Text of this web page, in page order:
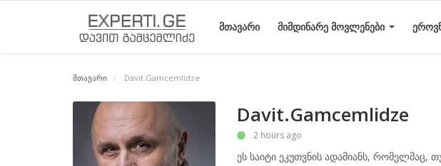
ᲛᲗᲐᲕᲐᲠᲘ ᲛᲘᲛᲓᲘᲜᲐᲠᲔ ᲛᲝᲕᲚᲔᲜᲔᲑᲘ
მთავარი Davit.Gamcemlidze
Davit.Gamcemlidze
2 hours ago
ეს საიტი ეკუთვნის ადამიანს, რომელმაც,